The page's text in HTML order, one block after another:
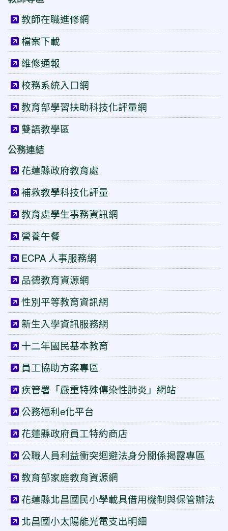
教師在職進修網
檔案下載
維修通報
校務系統入口網
教育部學習扶助科技化評量網
雙語教學區
公務連結
花蓮縣政府教育處
補救教學科技化評量
教育處學生事務資訊網
營養午餐
ECPA 人事服務網
品德教育資源網
性別平等教育資訊網
新生入學資訊服務網
十二年國民基本教育
員工協助方案專區
疾管署「嚴重特殊傳染性肺炎」網站
公務福利e化平台
花蓮縣政府員工特約商店
公職人員利益衝突迴避法身分關係揭露專區
教育部家庭教育資源網
花蓮縣北昌國民小學載具借用機制與保管辦法
北昌國小太陽能光電支出明細